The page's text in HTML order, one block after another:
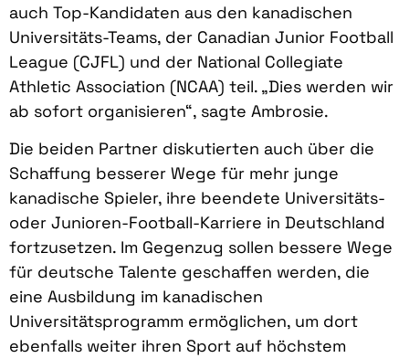
auch Top-Kandidaten aus den kanadischen
Universitäts-Teams, der Canadian Junior Football
League (CJFL) und der National Collegiate
Athletic Association (NCAA) teil. „Dies werden wir
ab sofort organisieren“, sagte Ambrosie.
Die beiden Partner diskutierten auch über die
Schaffung besserer Wege für mehr junge
kanadische Spieler, ihre beendete Universitäts-
oder Junioren-Football-Karriere in Deutschland
fortzusetzen. Im Gegenzug sollen bessere Wege
für deutsche Talente geschaffen werden, die
eine Ausbildung im kanadischen
Universitätsprogramm ermöglichen, um dort
ebenfalls weiter ihren Sport auf höchstem